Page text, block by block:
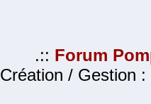
.:: Forum
Création / Gestion :